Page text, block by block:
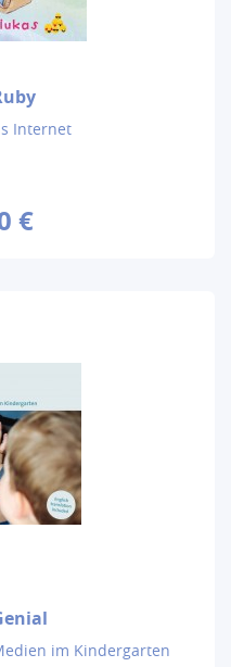
Internet
€
im Kindergarten